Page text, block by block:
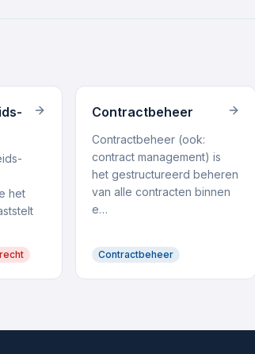
het
Contract­beheer
Contract­beheer (ook:
contract management) is
het gestructureerd beheren
van alle contracten binnen
e…
Contractbeheer